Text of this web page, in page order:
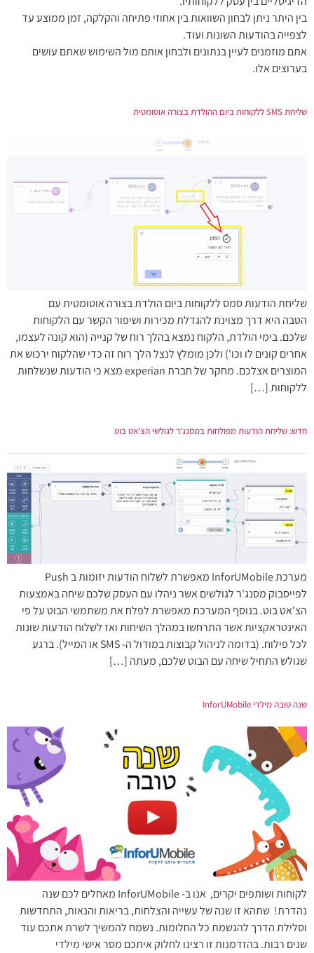
בין היתר ניתן לבחון השוואות בין אחוזי פתיחה והקלקה, זמן ממוצע עד
לצפייה בהודעות השונות ועוד.
אתם מוזמנים לעיין בנתונים ולבחון אותם מול השימוש שאתם עושים
בערוצים אלו.
שליחת SMS ללקוחות ביום ההולדת בצורה אוטומטית
שליחת הודעות סמס ללקוחות ביום הולדת בצורה אוטומטית עם
הטבה היא דרך מצוינת להגדלת מכירות ושיפור הקשר עם הלקוחות
שלכם. בימי הולדת, הלקוח נמצא בהלך רוח של קנייה (הוא קונה לעצמו,
אחרים קונים לו וכו') ולכן מומלץ לנצל הלך רוח זה כדי שהלקוח ירכוש את
המוצרים אצלכם. מחקר של חברת experian מצא כי הודעות שנשלחות
ללקוחות […]
חדש: שליחת הודעות מפולחות במסנג'ר לגולשי הצ'אט בוט
מערכת InforUMobile מאפשרת לשלוח הודעות יזומות ב Push
לפייסבוק מסנג'ר לגולשים אשר ניהלו עם העסק שלכם שיחה באמצעות
הצ'אט בוט. בנוסף המערכת מאפשרת לפלח את משתמשי הבוט על פי
האינטראקציות אשר התרחשו במהלך השיחות ואז לשלוח הודעות שונות
לכל פילוח. (בדומה לניהול קבוצות במודול ה- SMS או המייל). ברגע
שגולש התחיל שיחה עם הבוט שלכם, מעתה […]
שנה טובה מילדי InforUMobile
לקוחות ושותפים יקרים, אנו ב- InforUMobile מאחלים לכם שנה
נהדרת! שתהא זו שנה של עשייה והצלחות, בריאות והנאות, התחדשות
וסלילת הדרך להגשמת כל החלומות. נשמח להמשיך לשרת אתכם עוד
שנים רבות. בהזדמנות זו רצינו לחלוק איתכם מסר אישי מילדי